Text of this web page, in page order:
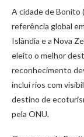
A cidade de Bonito
referência global
Islândia e a Nova
eleito o melhor
reconhecimento
inclui rios com
destino de
pela ONU.